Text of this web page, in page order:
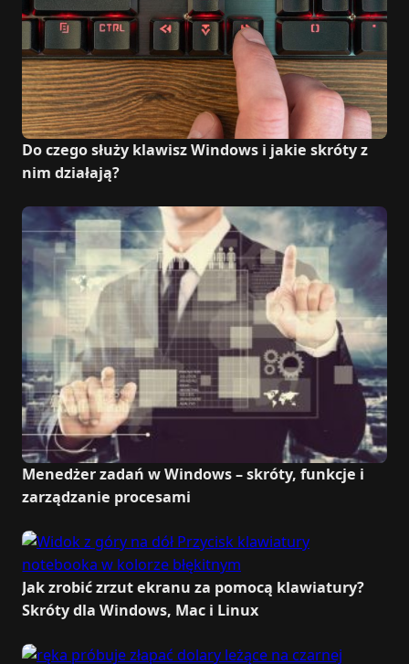
Do czego służy klawisz Windows i jakie skróty z
nim działają?
Menedżer zadań w Windows – skróty, funkcje i
zarządzanie procesami
Jak zrobić zrzut ekranu za pomocą klawiatury?
Skróty dla Windows, Mac i Linux